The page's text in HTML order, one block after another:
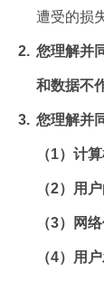
遭受的损
2. 您理解并
和数据不
3. 您理解并
（1）计
（2）用
（3）网
（4）用